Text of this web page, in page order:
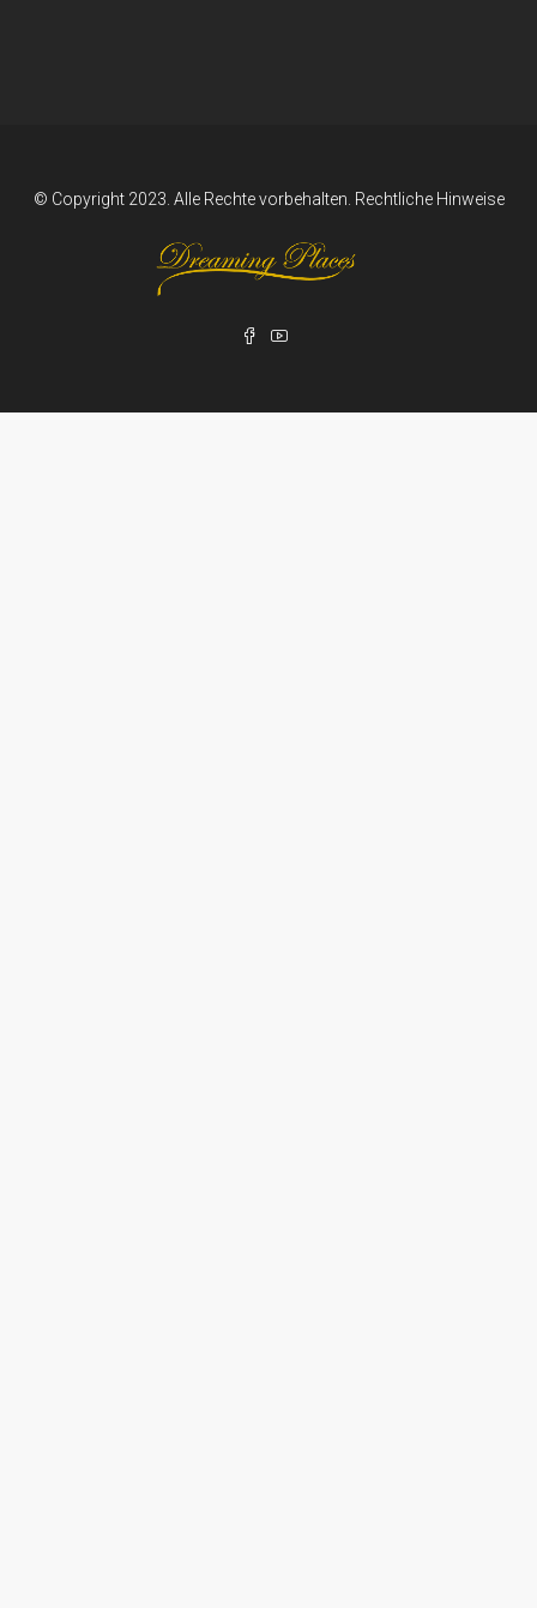
© Copyright 2023. Alle Rechte vorbehalten. Rechtliche Hinweise